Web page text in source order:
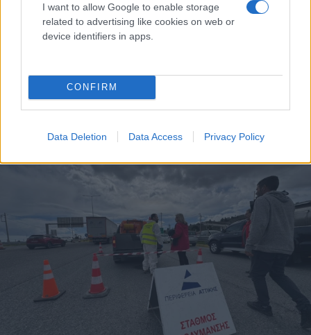
I want to allow Google to enable storage
related to advertising like cookies on web or
device identifiers in apps.
CONFIRM
Data Deletion Data Access Privacy Policy